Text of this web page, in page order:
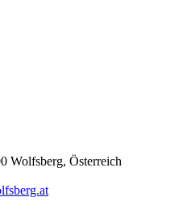
Wolfsberg, Österreich